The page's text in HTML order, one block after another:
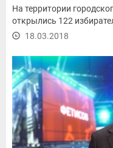
На территории
открылись 122
18.03.2018